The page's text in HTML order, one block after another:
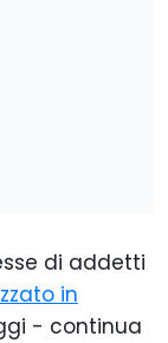
di addetti
in
- continua